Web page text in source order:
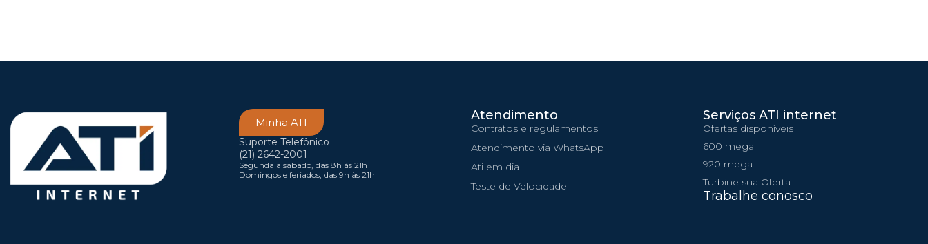
Minha ATI
Suporte Telefônico
(21) 2642-2001
Segunda a sábado, das 8h às 21h
Domingos e feriados, das 9h às 21h
Atendimento
Contratos e regulamentos
Atendimento via WhatsApp
Ati em dia
Teste de Velocidade
Serviços ATI internet
Ofertas disponíveis
600 mega
920 mega
Turbine sua Oferta
Trabalhe conosco